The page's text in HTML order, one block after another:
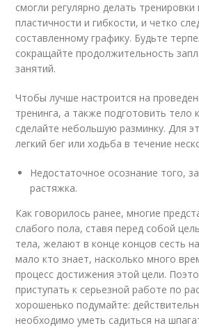
смогли регулярно делать тренировки
пластичности и гибкости, и четко
составленному графику. Будьте
сокращайте продолжительность
занятий.
Чтобы лучше настроится на
тренинга, а также подготовить тело
сделайте небольшую разминку. Для
легкий бег или ходьба в течение
Недостаточное осознание того,
растяжка.
Как говорилось ранее, многие
слабого пола, ставя перед собой
тела, желают в конце концов сесть
мало кто знает, насколько много
процесс достижения этой цели.
приступать к серьезной работе по
хорошенько подумайте:
необходимо уметь садиться на